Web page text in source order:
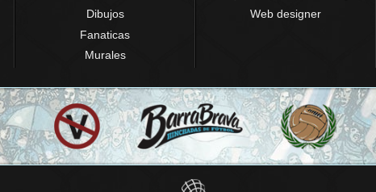
Dibujos
Fanaticas
Murales
Web designer